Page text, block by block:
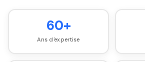
60+
Ans d'expertise